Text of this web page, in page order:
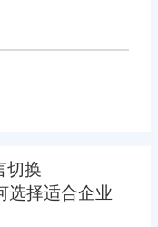
切换
选择适合企业